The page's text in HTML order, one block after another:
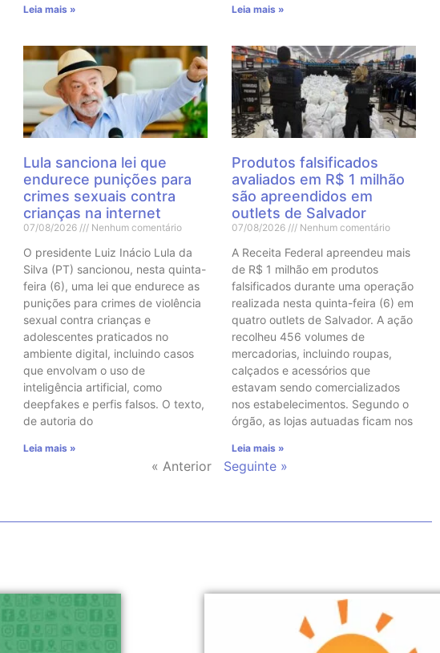
Leia mais » Leia mais »
Lula sanciona lei que
endurece punições para
crimes sexuais contra
crianças na internet
07/08/2026 Nenhum comentário
O presidente Luiz Inácio Lula da
Silva (PT) sancionou, nesta quinta-
feira (6), uma lei que endurece as
punições para crimes de violência
sexual contra crianças e
adolescentes praticados no
ambiente digital, incluindo casos
que envolvam o uso de
inteligência artificial, como
deepfakes e perfis falsos. O texto,
de autoria do
Leia mais »
Produtos falsificados
avaliados em R$ 1 milhão
são apreendidos em
outlets de Salvador
07/08/2026 Nenhum comentário
A Receita Federal apreendeu mais
de R$ 1 milhão em produtos
falsificados durante uma operação
realizada nesta quinta-feira (6) em
quatro outlets de Salvador. A ação
recolheu 456 volumes de
mercadorias, incluindo roupas,
calçados e acessórios que
estavam sendo comercializados
nos estabelecimentos. Segundo o
órgão, as lojas autuadas ficam nos
Leia mais »
« Anterior Seguinte »